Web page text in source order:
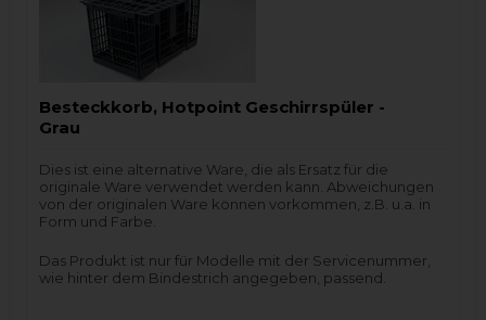
Besteckkorb, Hotpoint Geschirrspüler -
Grau
Dies ist eine alternative Ware, die als Ersatz für die
originale Ware verwendet werden kann. Abweichungen
von der originalen Ware können vorkommen, z.B. u.a. in
Form und Farbe.
Das Produkt ist nur für Modelle mit der Servicenummer,
wie hinter dem Bindestrich angegeben, passend.